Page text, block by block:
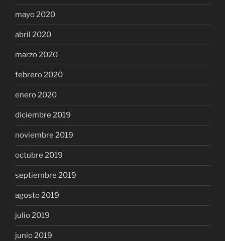
mayo 2020
abril 2020
marzo 2020
febrero 2020
enero 2020
diciembre 2019
noviembre 2019
octubre 2019
septiembre 2019
agosto 2019
julio 2019
junio 2019